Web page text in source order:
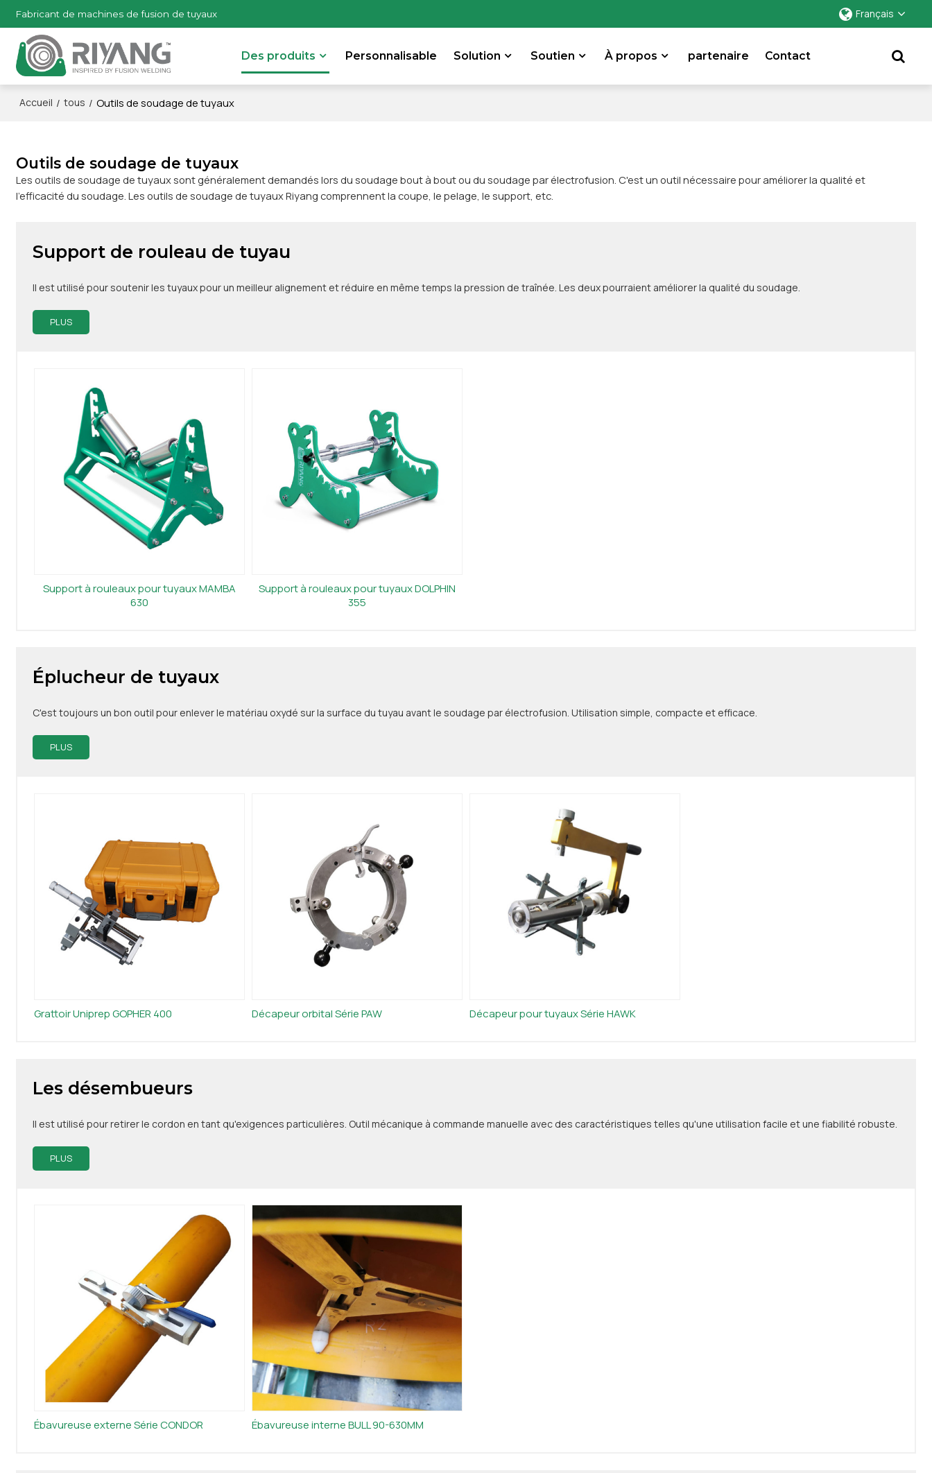
Fabricant de machines de fusion de tuyaux Français
Des produits Personnalisable Solution Soutien À propos partenaire Contact
Accueil / tous / Outils de soudage de tuyaux
Outils de soudage de tuyaux
Les outils de soudage de tuyaux sont généralement demandés lors du soudage bout à bout ou du soudage par électrofusion. C'est un outil nécessaire pour améliorer la qualité et
l'efficacité du soudage. Les outils de soudage de tuyaux Riyang comprennent la coupe, le pelage, le support, etc.
Support de rouleau de tuyau
Il est utilisé pour soutenir les tuyaux pour un meilleur alignement et réduire en même temps la pression de traînée. Les deux pourraient améliorer la qualité du soudage.
PLUS
Support à rouleaux pour tuyaux MAMBA
630
Support à rouleaux pour tuyaux DOLPHIN
355
Éplucheur de tuyaux
C'est toujours un bon outil pour enlever le matériau oxydé sur la surface du tuyau avant le soudage par électrofusion. Utilisation simple, compacte et efficace.
PLUS
Grattoir Uniprep GOPHER 400 Décapeur orbital Série PAW Décapeur pour tuyaux Série HAWK
Les désembueurs
Il est utilisé pour retirer le cordon en tant qu'exigences particulières. Outil mécanique à commande manuelle avec des caractéristiques telles qu'une utilisation facile et une fiabilité robuste.
PLUS
Ébavureuse externe Série CONDOR Ébavureuse interne BULL 90-630MM